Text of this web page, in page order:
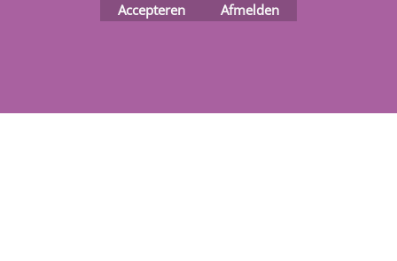
Webwinkel gemaakt met
Accepteren Afmelden